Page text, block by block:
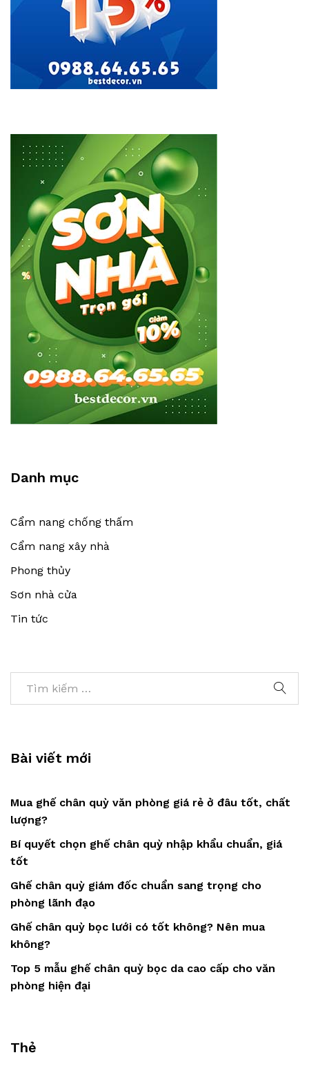
Danh mục
Cẩm nang chống thấm
Cẩm nang xây nhà
Phong thủy
Sơn nhà cửa
Tin tức
Bài viết mới
Mua ghế chân quỳ văn phòng giá rẻ ở đâu tốt, chất
lượng?
Bí quyết chọn ghế chân quỳ nhập khẩu chuẩn, giá
tốt
Ghế chân quỳ giám đốc chuẩn sang trọng cho
phòng lãnh đạo
Ghế chân quỳ bọc lưới có tốt không? Nên mua
không?
Top 5 mẫu ghế chân quỳ bọc da cao cấp cho văn
phòng hiện đại
Thẻ